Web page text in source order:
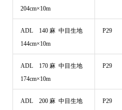
204cm×10m
ADL 140 麻 中目生地
144cm×10m
P29
ADL 170 麻 中目生地
174cm×10m
P29
ADL 200 麻 中目生地
P29